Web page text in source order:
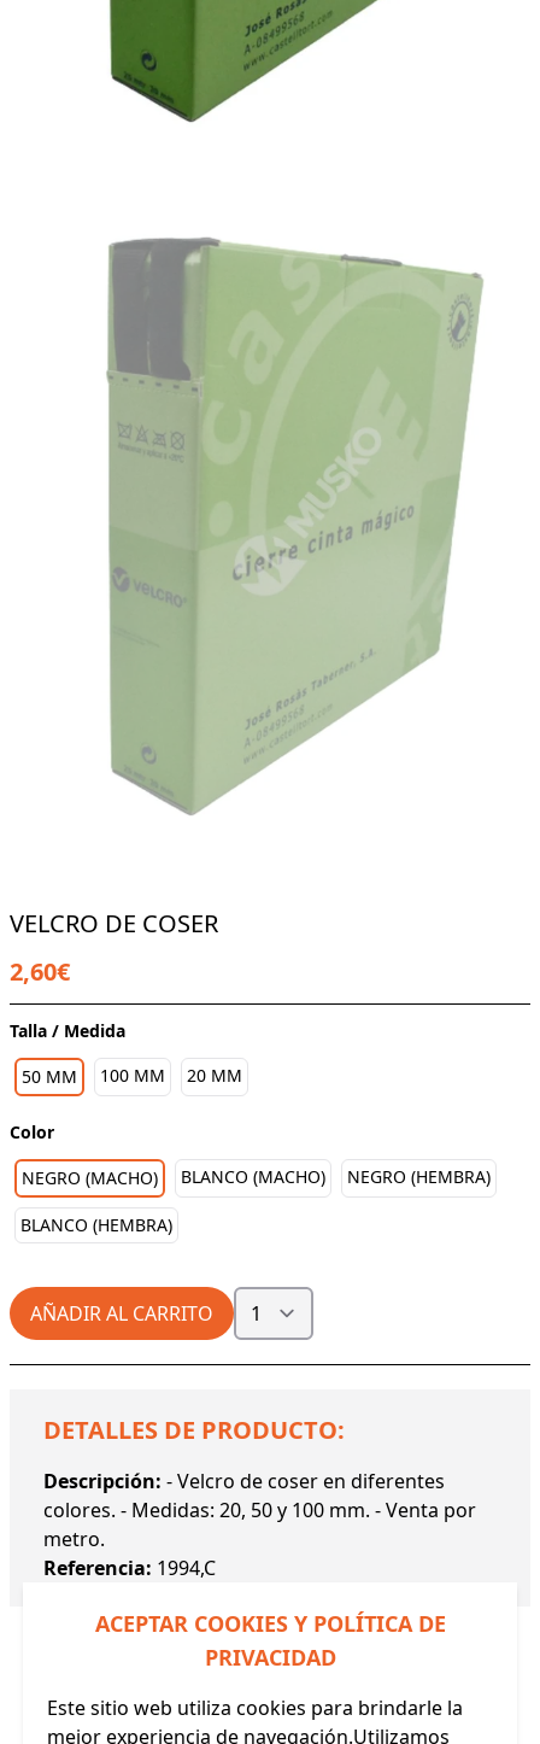
VELCRO DE COSER
2,60€
Talla / Medida
50 MM
100 MM 20 MM
Color
NEGRO (MACHO)
BLANCO (MACHO) NEGRO (HEMBRA)
BLANCO (HEMBRA)
AÑADIR AL CARRITO
DETALLES DE PRODUCTO:
Descripción: - Velcro de coser en diferentes
colores. - Medidas: 20, 50 y 100 mm. - Venta por
metro.
Referencia: 1994,C
ACEPTAR COOKIES Y POLÍTICA DE
PRIVACIDAD
Este sitio web utiliza cookies para brindarle la
mejor experiencia de navegación.Utilizamos